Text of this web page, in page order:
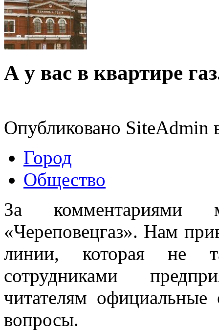
А у вас в квартире
Опубликовано
Город
Общество
За
«Череповецгаз». Нам
линии, которая не
сотрудниками
читателям
вопросы.